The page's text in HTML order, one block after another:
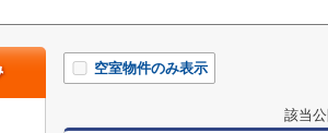
空室物件のみ表示
該当